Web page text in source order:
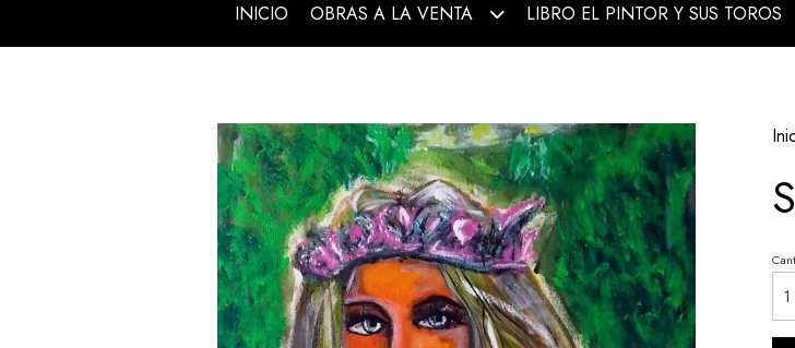
INICIO OBRAS A LA VENTA LIBRO EL PINTOR Y SUS TOROS